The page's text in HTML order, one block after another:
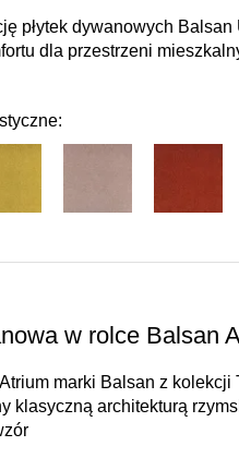
płytek dywanowych
dla przestrzeni
w rolce Balsan
marki Balsan z kolekcji
klasyczną architekturą